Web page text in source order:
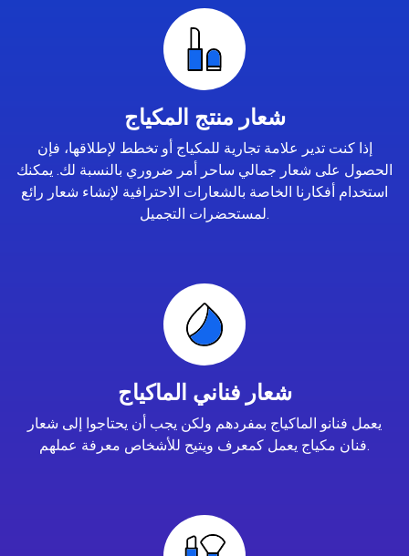
شعار منتج المكياج
إذا كنت تدير علامة تجارية للمكياج أو تخطط لإطلاقها، فإن
الحصول على شعار جمالي ساحر أمر ضروري بالنسبة لك. يمكنك
استخدام أفكارنا الخاصة بالشعارات الاحترافية لإنشاء شعار رائع
لمستحضرات التجميل.
شعار فناني الماكياج
يعمل فنانو الماكياج بمفردهم ولكن يجب أن يحتاجوا إلى شعار
فنان مكياج يعمل كمعرف ويتيح للأشخاص معرفة عملهم.